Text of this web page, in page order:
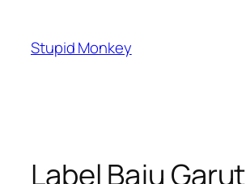
content
Stupid Monkey
Label Baju Garut